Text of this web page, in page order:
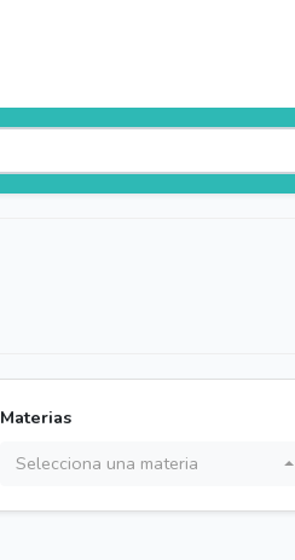
Materias
Selecciona una materia